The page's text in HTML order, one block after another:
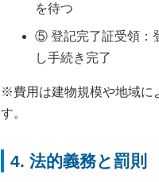
を待つ
⑤ 登記完了証受領：
し手続き完了
※費用は建物規模や地域に
す。
4. 法的義務と罰則